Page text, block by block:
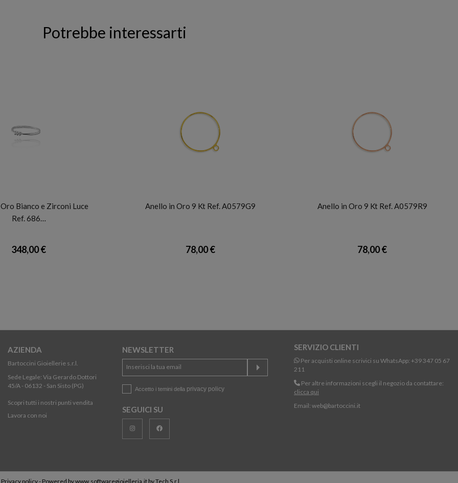
Potrebbe interessarti
Bianco e Zirconi Luce
Ref. 686…
348,00 €
Anello in Oro 9 Kt Ref. A0579G9
78,00 €
Anello in Oro 9 Kt Ref. A0579R9
78,00 €
AZIENDA
Bartoccini Gioiellerie s.r.l.
Sede Legale: Via Gerardo Dottori
45/A - 06132 - San Sisto (PG)
Scopri tutti i nostri punti vendita
Lavora con noi
NEWSLETTER
Accetto i temini della privacy policy
SEGUICI SU
SERVIZIO CLIENTI
Per acquisti online scrivici su WhatsApp: +39 347 05 67
211
Per altre informazioni scegli il negozio da contattare:
clicca qui
Email: web@bartoccini.it
Privacy policy- Powered bywww.softwaregioielleria.it byTech S.r.l.